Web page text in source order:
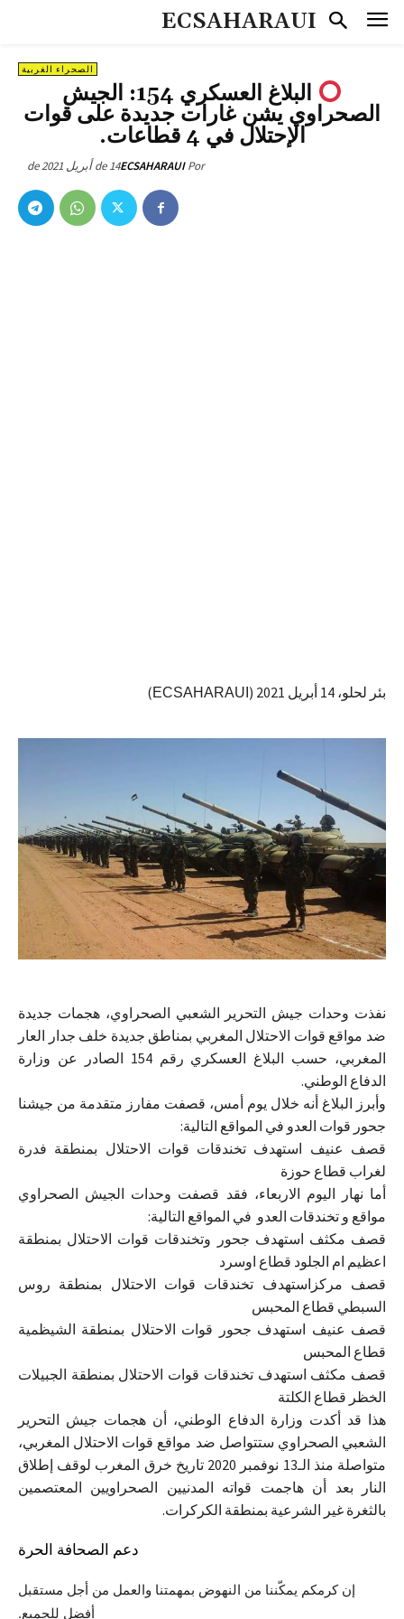
ECSAHARAUI
الصحراء الغربية
البلاغ العسكري 154: الجيش
الصحراوي يشن غارات جديدة على قوات
الإحتلال في 4 قطاعات.
Por
ECSAHARAUI14 de أبريل de 2021
بئر لحلو، 14 أبريل 2021 ( ECSAHARAUI
)
نفذت وحدات جيش التحرير الشعبي الصحراوي، هجمات جديدة
ضد مواقع قوات الاحتلال المغربي بمناطق جديدة خلف جدار العار
المغربي، حسب البلاغ العسكري رقم 154 الصادر عن وزارة
الدفاع الوطني.
وأبرز البلاغ أنه خلال يوم أمس، قصفت مفارز متقدمة من جيشنا
جحور قوات العدو في المواقع التالية:
قصف عنيف استهدف تخندقات قوات الاحتلال بمنطقة فدرة
لغراب قطاع حوزة
أما نهار اليوم الاربعاء، فقد قصفت وحدات الجيش الصحراوي
مواقع و تخندقات العدو في المواقع التالية:
قصف مكثف استهدف جحور وتخندقات قوات الاحتلال بمنطقة
اعظيم ام الجلود قطاع اوسرد
قصف مركزاستهدف تخندقات قوات الاحتلال بمنطقة روس
السبطي قطاع المحبس
قصف عنيف استهدف جحور قوات الاحتلال بمنطقة الشيظمية
قطاع المحبس
قصف مكثف استهدف تخندقات قوات الاحتلال بمنطقة الجبيلات
الخظر قطاع الكلتة
هذا قد أكدت وزارة الدفاع الوطني، أن هجمات جيش التحرير
الشعبي الصحراوي ستتواصل ضد مواقع قوات الاحتلال المغربي،
متواصلة منذ الـ13 نوفمبر 2020 تاريخ خرق المغرب لوقف إطلاق
النار بعد أن هاجمت قواته المدنيين الصحراويين المعتصمين
بالثغرة غير الشرعية بمنطقة الكركرات.
دعم الصحافة الحرة
إن كرمكم يمكّننا من النهوض بمهمتنا والعمل من أجل مستقبل
أفضل للجميع.